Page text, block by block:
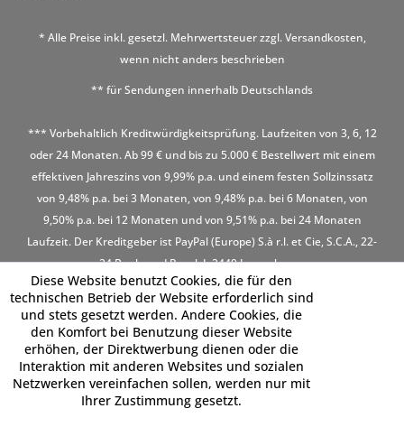
* Alle Preise inkl. gesetzl. Mehrwertsteuer zzgl.Versandkosten,
wenn nicht anders beschrieben
** für Sendungen innerhalb Deutschlands
*** Vorbehaltlich Kreditwürdigkeitsprüfung. Laufzeiten von 3, 6, 12
oder 24 Monaten. Ab 99 € und bis zu 5.000 € Bestellwert mit einem
effektiven Jahreszins von 9,99% p.a. und einem festen Sollzinssatz
von 9,48% p.a. bei 3 Monaten, von 9,48% p.a. bei 6 Monaten, von
9,50% p.a. bei 12 Monaten und von 9,51% p.a. bei 24 Monaten
Laufzeit. Der Kreditgeber ist PayPal (Europe) S.à r.l. et Cie, S.C.A., 22-
24 Boulevard Royal, L-2449 Luxembourg
Diese Website benutzt Cookies, die für den
technischen Betrieb der Website erforderlich sind
und stets gesetzt werden. Andere Cookies, die
den Komfort bei Benutzung dieser Website
erhöhen, der Direktwerbung dienen oder die
Interaktion mit anderen Websites und sozialen
Netzwerken vereinfachen sollen, werden nur mit
Ihrer Zustimmung gesetzt.